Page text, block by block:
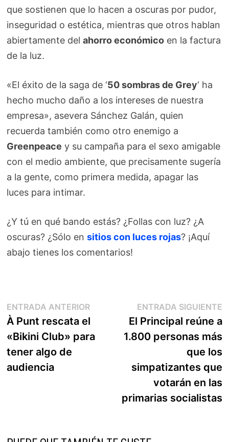
que sostienen que lo hacen a oscuras por pudor,
inseguridad o estética, mientras que otros hablan
abiertamente delahorro económico en la factura
de la luz.
«El éxito de la saga de ‘50 sombras de Grey‘ ha
hecho mucho daño a los intereses de nuestra
empresa», asevera Sánchez Galán, quien
recuerda también como otro enemigo a
Greenpeace y su campaña para el sexo amigable
con el medio ambiente, que precisamente sugería
a la gente, como primera medida, apagar las
luces para intimar.
¿Y tú en qué bando estás? ¿Follas con luz? ¿A
oscuras? ¿Sólo ensitios con luces rojas? ¡Aquí
abajo tienes los comentarios!
Navegación
de
entradas
ENTRADA ANTERIOREntrada
anterior:
À Punt rescata el
«Bikini Club» para
tener algo de
audiencia
ENTRADA SIGUIENTE
El Principal reúne a
1.800 personas más
que los
simpatizantes que
votarán en las
primarias socialistas